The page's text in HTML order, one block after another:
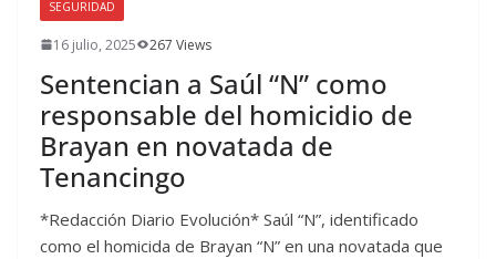
SEGURIDAD
16 julio, 2025 267 Views
Sentencian a Saúl “N” como
responsable del homicidio de
Brayan en novatada de
Tenancingo
*Redacción Diario Evolución* Saúl “N”, identificado
como el homicida de Brayan “N” en una novatada que